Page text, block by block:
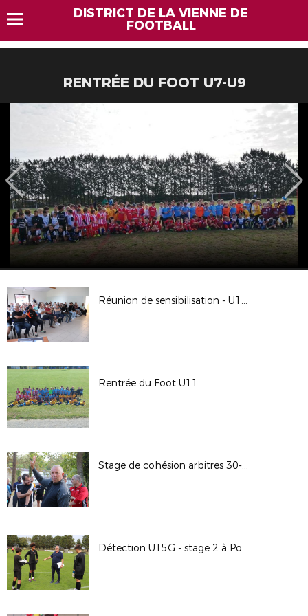
DISTRICT DE LA VIENNE DE
FOOTBALL
RENTRÉE DU FOOT U7-U9
Réunion de sensibilisation - U15 et U17D1 15-09-23
Rentrée du Foot U11
Stage de cohésion arbitres 30-09-23 au CREPS de Poitiers
Détection U15G - stage 2 à Pouzioux le 27-09-23